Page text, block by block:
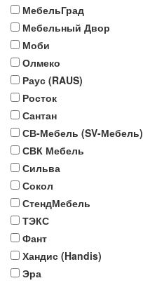
МебельГрад
Мебельный Двор
Моби
Олмеко
Раус (RAUS)
Росток
Сантан
СВ-Мебель (SV-Мебель)
СВК Мебель
Сильва
Сокол
СтендМебель
ТЭКС
Фант
Хандис (Handis)
Эра